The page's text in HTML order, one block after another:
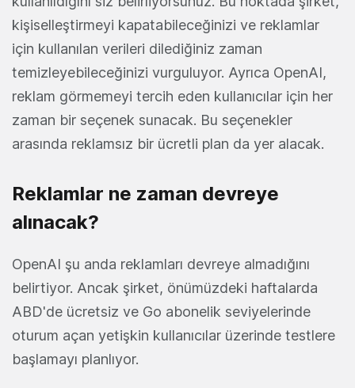
kişiselleştirmeyi kapatabileceğinizi ve reklamlar
için kullanılan verileri dilediğiniz zaman
temizleyebileceğinizi vurguluyor. Ayrıca OpenAI,
reklam görmemeyi tercih eden kullanıcılar için her
zaman bir seçenek sunacak. Bu seçenekler
arasında reklamsız bir ücretli plan da yer alacak.
Reklamlar ne zaman devreye
alınacak?
OpenAI şu anda reklamları devreye almadığını
belirtiyor. Ancak şirket, önümüzdeki haftalarda
ABD'de ücretsiz ve Go abonelik seviyelerinde
oturum açan yetişkin kullanıcılar üzerinde testlere
başlamayı planlıyor.